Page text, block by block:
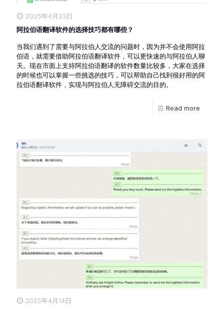
2025年4月23日
阿拉伯语翻译软件的选择技巧都有哪些？
当我们遇到了需要与阿拉伯人交流的问题时，因为并不会使用阿拉
伯语，就需要借助阿拉伯语翻译软件，可以更快速的与阿拉伯人聊
天。现在市面上支持阿拉伯语翻译的软件数量比较多，大家在选择
的时候也可以掌握一些挑选的技巧，可以帮助自己找到很好用的阿
拉伯语翻译软件，实现与阿拉伯人无障碍交流的目的。
Read more
2025年4月14日